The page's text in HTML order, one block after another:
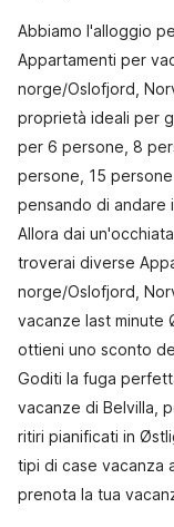
Abbiamo l'alloggio
Appartamenti per
norge/Oslofjord,
proprietà ideali per
per 6 persone, 8
persone, 15
pensando di andare
Allora dai
troverai diverse
norge/Oslofjord,
vacanze last minute
ottieni uno sconto
Goditi la fuga
vacanze di Belvilla,
ritiri pianificati in
tipi di case vacanza
prenota la tua